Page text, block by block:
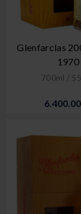
Glenfarclas
1970
700ml /